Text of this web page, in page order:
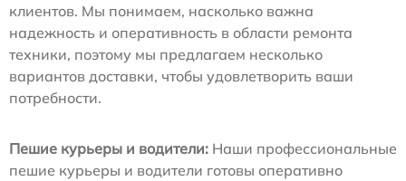
клиентов. Мы понимаем, насколько важна
надежность и оперативность в области ремонта
техники, поэтому мы предлагаем несколько
вариантов доставки, чтобы удовлетворить ваши
потребности.
Пешие курьеры и водители: Наши профессиональные
пешие курьеры и водители готовы оперативно